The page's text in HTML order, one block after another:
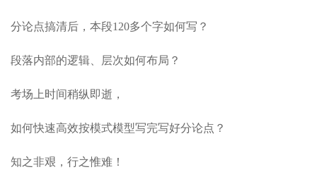
分论点搞清后，本段120多个字如何写？
段落内部的逻辑、层次如何布局？
考场上时间稍纵即逝，
如何快速高效按模式模型写完写好分论点？
知之非艰，行之惟难！